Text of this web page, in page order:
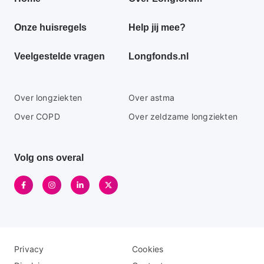
menu
Onze huisregels Help jij mee?
Veelgestelde vragen Longfonds.nl
Secundaire
footer
Over longziekten
Over astma
Over COPD
Over zeldzame longziekten
Volg ons overal
Disclaimer
Privacy
Cookies
Logo